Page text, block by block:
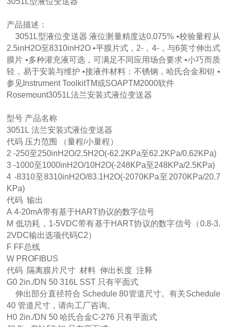
产品描述：
3051L型液位变送器 液位测量精度达0.075% •校验量程从
2.5inH2O至8310inH2O •平膜片式，2-，4-，与6英寸伸出式
膜片 •多种灌充液可选，可满足不同应用场合要求 •小巧而质
轻，易于安装与维护 •接液件材料：不锈钢，哈氏合金和钽 •
参见Instrument ToolkitTM或SOAPTM2000软件
Rosemount3051L法兰安装式液位变送器
型号 产品名称
3051L 法兰安装式液位变送器
代码 压力范围 （量程/小量程）
2 -250至250inH2O/2.5H2O(-62.2KPa至62.2KPa/0.62KPa)
3 -1000至1000inH2O/10H2O(-248KPa至248KPa/2.5KPa)
4 -8310至8310inH2O/83.1H2O(-2070KPa至2070KPa/20.7
KPa)
代码 输出
A 4-20mA带有基于HART协议的数字信号
M 低功耗，1-5VDC带有基于HART协议的数字信号（0.8-3.
2VDC输出选项代码C2）
F FF总线
W PROFIBUS
代码 隔离膜片尺寸 材料 伸出长度 注释
G0 2in./DN 50 316L SST 只有平面式
伸出部分直径符合 Schedule 80管道尺寸。有关Schedule
40 管道尺寸，请向工厂咨询。
H0 2in./DN 50 哈氏合金C-276 只有平面式